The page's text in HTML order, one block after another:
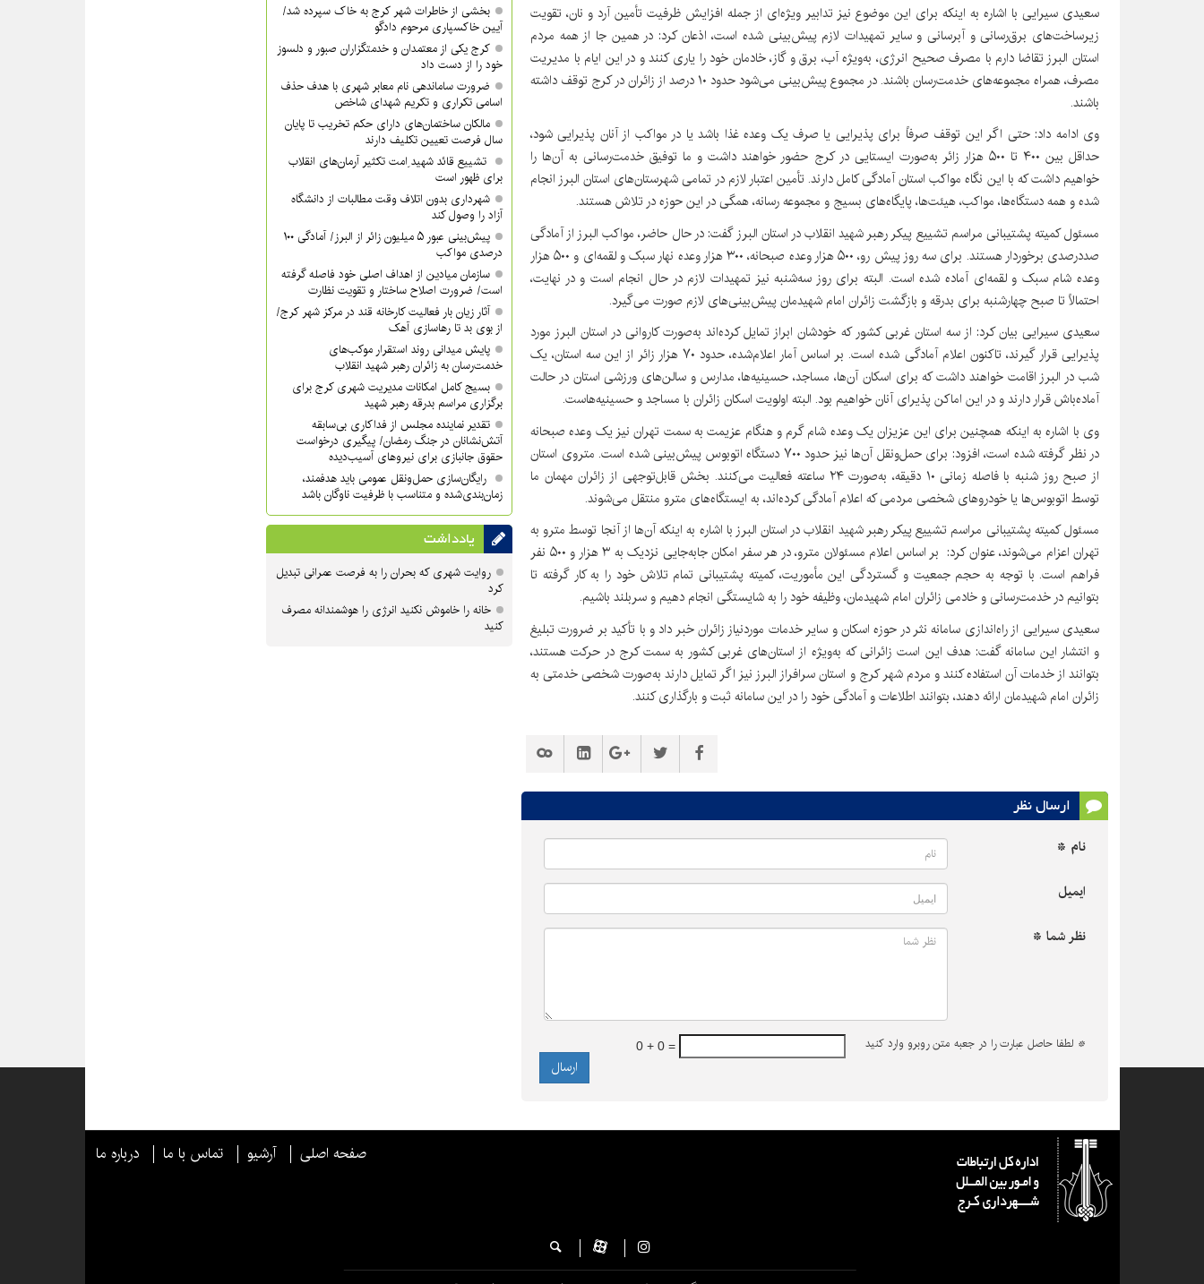
سعیدی سیرایی با اشاره به اینکه برای این موضوع نیز تدابیر ویژه‌ای از جمله افزایش ظرفیت تأمین آرد و نان، تقویت
زیرساخت‌های برق‌رسانی و آبرسانی و سایر تمهیدات لازم پیش‌بینی شده است، اذعان کرد: در همین جا از همه مردم
استان البرز تقاضا دارم با مصرف صحیح انرژی، به‌ویژه آب، برق و گاز، خادمان خود را یاری کنند و در این ایام با مدیریت
مصرف، همراه مجموعه‌های خدمت‌رسان باشند. در مجموع پیش‌بینی می‌شود حدود ۱۰ درصد از زائران در کرج توقف داشته
باشند.
وی ادامه داد: حتی اگر این توقف صرفاً برای پذیرایی یا صرف یک وعده غذا باشد یا در مواکب از آنان پذیرایی شود،
حداقل بین ۴۰۰ تا ۵۰۰ هزار زائر به‌صورت ایستایی در کرج حضور خواهند داشت و ما توفیق خدمت‌رسانی به آن‌ها را
خواهیم داشت که با این نگاه مواکب استان آمادگی کامل دارند. تأمین اعتبار لازم در تمامی شهرستان‌های استان البرز انجام
شده و همه دستگاه‌ها، مواکب، هیئت‌ها، پایگاه‌های بسیج و مجموعه رسانه، همگی در این حوزه در تلاش هستند.
مسئول کمیته پشتیبانی مراسم تشییع پیکر رهبر شهید انقلاب در استان البرز گفت: در حال حاضر، مواکب البرز از آمادگی
صددرصدی برخوردار هستند. برای سه روز پیش رو، ۵۰۰ هزار وعده صبحانه، ۳۰۰ هزار وعده نهار سبک و لقمه‌ای و ۵۰۰ هزار
وعده شام سبک و لقمه‌ای آماده شده است. البته برای روز سه‌شنبه نیز تمهیدات لازم در حال انجام است و در نهایت،
احتمالاً تا صبح چهارشنبه برای بدرقه و بازگشت زائران امام شهیدمان پیش‌بینی‌های لازم صورت می‌گیرد.
سعیدی سیرایی بیان کرد: از سه استان غربی کشور که خودشان ابراز تمایل کرده‌اند به‌صورت کاروانی در استان البرز مورد
پذیرایی قرار گیرند، تاکنون اعلام آمادگی شده است. بر اساس آمار اعلام‌شده، حدود ۷۰ هزار زائر از این سه استان، یک
شب در البرز اقامت خواهند داشت که برای اسکان آن‌ها، مساجد، حسینیه‌ها، مدارس و سالن‌های ورزشی استان در حالت
آماده‌باش قرار دارند و در این اماکن پذیرای آنان خواهیم بود. البته اولویت اسکان زائران با مساجد و حسینیه‌هاست.
وی با اشاره به اینکه همچنین برای این عزیزان یک وعده شام گرم و هنگام عزیمت به سمت تهران نیز یک وعده صبحانه
در نظر گرفته شده است، افزود: برای حمل‌ونقل آن‌ها نیز حدود ۷۰۰ دستگاه اتوبوس پیش‌بینی شده است. متروی استان
از صبح روز شنبه با فاصله زمانی ۱۰ دقیقه، به‌صورت ۲۴ ساعته فعالیت می‌کنند. بخش قابل‌توجهی از زائران مهمان ما
توسط اتوبوس‌ها یا خودروهای شخصی مردمی که اعلام آمادگی کرده‌اند، به ایستگاه‌های مترو منتقل می‌شوند.
مسئول کمیته پشتیبانی مراسم تشییع پیکر رهبر شهید انقلاب در استان البرز با اشاره به اینکه آن‌ها از آنجا توسط مترو به
تهران اعزام می‌شوند، عنوان کرد: بر اساس اعلام مسئولان مترو، در هر سفر امکان جابه‌جایی نزدیک به ۳ هزار و ۵۰۰ نفر
فراهم است. با توجه به حجم جمعیت و گستردگی این مأموریت، کمیته پشتیبانی تمام تلاش خود را به کار گرفته تا
بتوانیم در خدمت‌رسانی و خادمی زائران امام شهیدمان، وظیفه خود را به شایستگی انجام دهیم و سربلند باشیم.
سعیدی سیرایی از راه‌اندازی سامانه نثر در حوزه اسکان و سایر خدمات موردنیاز زائران خبر داد و با تأکید بر ضرورت تبلیغ
و انتشار این سامانه گفت: هدف این است زائرانی که به‌ویژه از استان‌های غربی کشور به سمت کرج در حرکت هستند،
بتوانند از خدمات آن استفاده کنند و مردم شهر کرج و استان سرافراز البرز نیز اگر تمایل دارند به‌صورت شخصی خدمتی به
زائران امام شهیدمان ارائه دهند، بتوانند اطلاعات و آمادگی خود را در این سامانه ثبت و بارگذاری کنند.
ارسال نظر
نام *
ایمیل
نظر شما *
* لطفا حاصل عبارت را در جعبه متن روبرو وارد کنید 0 + 0 =
بخشی از خاطرات شهر کرج به خاک سپرده شد/
آیین خاکسپاری مرحوم دادگو
کرج یکی از معتمدان و خدمتگزاران صبور و دلسوز
خود را از دست داد
ضرورت ساماندهی نام‌ معابر شهری با هدف حذف
اسامی تکراری و تکریم شهدای شاخص
مالکان ساختمان‌های دارای حکم تخریب تا پایان
سال فرصت تعیین تکلیف دارند
تشییع قائد شهید ِامت تکثیر آرمان‌های انقلاب
برای ظهور است
شهرداری بدون اتلاف وقت مطالبات از دانشگاه
آزاد را وصول کند
پیش‌بینی عبور ۵ میلیون زائر از البرز/ آمادگی ۱۰۰
درصدی مواکب
سازمان میادین از اهداف اصلی خود فاصله گرفته
است/ ضرورت اصلاح ساختار و تقویت نظارت
آثار زیان بار فعالیت کارخانه قند در مرکز شهر کرج/
از بوی بد تا رهاسازی آهک
پایش میدانی روند استقرار موکب‌های
خدمت‌رسان به زائران رهبر شهید انقلاب
بسیج کامل امکانات مدیریت شهری کرج برای
برگزاری مراسم بدرقه رهبر شهید
تقدیر نماینده مجلس از فداکاری بی‌سابقه
آتش‌نشانان در جنگ رمضان/ پیگیری درخواست
حقوق جانبازی برای نیروهای آسیب‌دیده
رایگان‌سازی حمل‌ونقل عمومی باید هدفمند،
زمان‌بندی‌شده و متناسب با ظرفیت ناوگان باشد
یادداشت
روایت شهری که بحران را به فرصت عمرانی تبدیل
کرد
خانه را خاموش نکنید انرژی را هوشمندانه مصرف
کنید
صفحه اصلی آرشیو تماس با ما درباره ما